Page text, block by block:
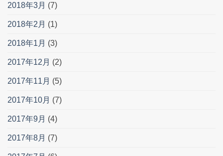
2018年3月 (7)
2018年2月 (1)
2018年1月 (3)
2017年12月 (2)
2017年11月 (5)
2017年10月 (7)
2017年9月 (4)
2017年8月 (7)